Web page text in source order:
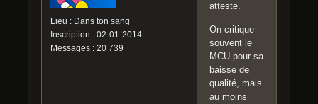
Lieu : Dans ton sang
Inscription : 02-01-2014
Messages : 20 739
atteste.
On critique
souvent le
MCU pour sa
baisse de
qualité, mais
au moins